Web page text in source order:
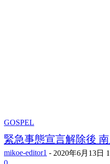
GOSPEL
緊急事態宣言解除後
mikoe-editor1 - 2020年6月13日